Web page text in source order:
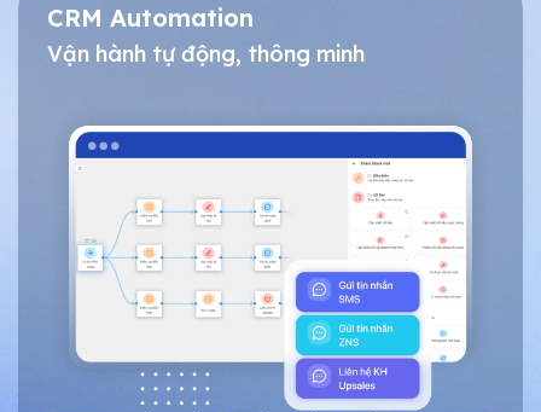
CRM Automation
Vận hành tự động, thông minh